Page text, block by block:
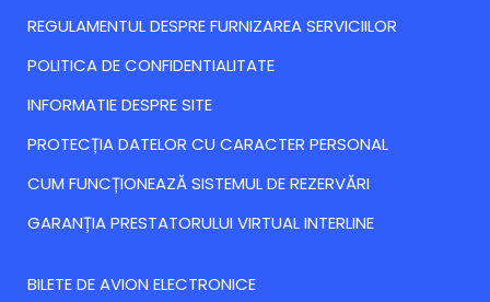
REGULAMENTUL DESPRE FURNIZAREA SERVICIILOR
POLITICA DE CONFIDENTIALITATE
INFORMATIE DESPRE SITE
PROTECȚIA DATELOR CU CARACTER PERSONAL
CUM FUNCȚIONEAZĂ SISTEMUL DE REZERVĂRI
GARANȚIA PRESTATORULUI VIRTUAL INTERLINE
BILETE DE AVION ELECTRONICE